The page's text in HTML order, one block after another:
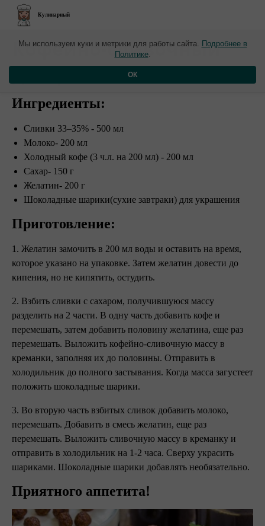
Кулинарный
Кофейно-сливочный
десерт
Ингредиенты:
Сливки 33–35% - 500 мл
Молоко- 200 мл
Холодный кофе (3 ч.л. на 200 мл) - 200 мл
Сахар- 150 г
Желатин- 200 г
Шоколадные шарики(сухие завтраки) для украшения
Приготовление:
1. Желатин замочить в 200 мл воды и оставить на время,
которое указано на упаковке. Затем желатин довести до
кипения, но не кипятить, остудить.
2. Взбить сливки с сахаром, получившуюся массу
разделить на 2 части. В одну часть добавить кофе и
перемешать, затем добавить половину желатина, еще раз
перемешать. Выложить кофейно-сливочную массу в
креманки, заполняя их до половины. Отправить в
холодильник до полного застывания. Когда масса загустеет
положить шоколадные шарики.
3. Во вторую часть взбитых сливок добавить молоко,
перемешать. Добавить в смесь желатин, еще раз
перемешать. Выложить сливочную массу в креманку и
отправить в холодильник на 1-2 часа. Сверху украсить
шариками. Шоколадные шарики добавлять необязательно.
Приятного аппетита!
Мы используем куки и метрики для работы сайта. Подробнее в
Политике.
ОК